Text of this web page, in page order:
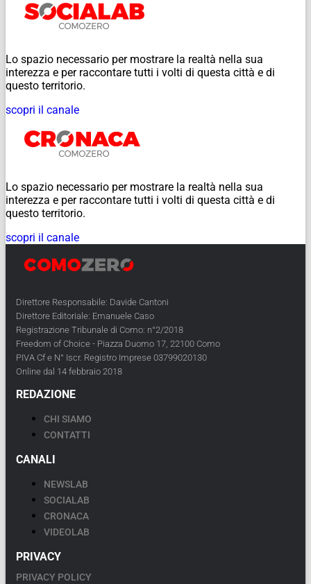
Lo spazio necessario per mostrare la realtà nella sua
interezza e per raccontare tutti i volti di questa città e di
questo territorio.
scopri il canale
Lo spazio necessario per mostrare la realtà nella sua
interezza e per raccontare tutti i volti di questa città e di
questo territorio.
scopri il canale
Direttore Responsabile: Davide Cantoni
Direttore Editoriale: Emanuele Caso
Registrazione Tribunale di Como: n°2/2018
Freedom of Choice - Piazza Duomo 17, 22100 Como
PIVA Cf e N° Iscr. Registro Imprese 03799020130
Online dal 14 febbraio 2018
REDAZIONE
CHI SIAMO
CONTATTI
CANALI
NEWSLAB
SOCIALAB
CRONACA
VIDEOLAB
PRIVACY
PRIVACY POLICY